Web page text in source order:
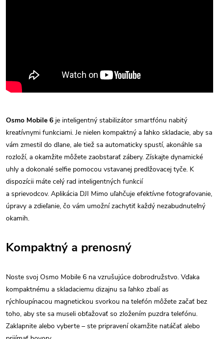
Osmo Mobile 6 je inteligentný stabilizátor smartfónu nabitý
kreatívnymi funkciami. Je nielen kompaktný a ľahko skladacie, aby sa
vám zmestil do dlane, ale tiež sa automaticky spustí, akonáhle sa
rozloží, a okamžite môžete zaobstarať zábery. Získajte dynamické
uhly a dokonalé selfie pomocou vstavanej predlžovacej tyče. K
dispozícii máte celý rad inteligentných funkcií
a sprievodcov. Aplikácia DJI Mimo uľahčuje efektívne fotografovanie,
úpravy a zdieľanie, čo vám umožní zachytiť každý nezabudnuteľný
okamih.
Kompaktný a prenosný
Noste svoj Osmo Mobile 6 na vzrušujúce dobrodružstvo. Vďaka
kompaktnému a skladaciemu dizajnu sa ľahko zbalí as
rýchloupínacou magnetickou svorkou na telefón môžete začať bez
toho, aby ste sa museli obťažovať so zložením puzdra telefónu.
Zaklapnite alebo vyberte – ste pripravení okamžite natáčať alebo